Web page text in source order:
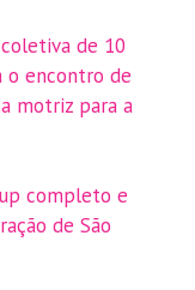
coletiva de 10
o encontro de
motriz para a
completo e
de São